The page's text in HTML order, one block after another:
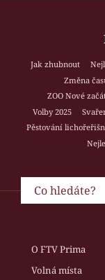
Jak zhubnout
Změna
ZOO Nové
Volby 2025
Pěstování
O FTV Prima
Volná místa